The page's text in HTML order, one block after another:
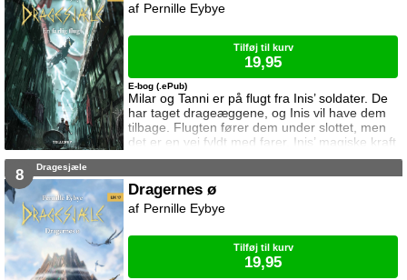
Milar og Tanni er på flugt fra Inis’ soldater. De
har taget drageæggene, og Inis vil have dem
tilbage. Flugten fører dem under slottet, men
det er en vej fyldt med farer. Inis’ magiske kraft
kan koste dem livet, og én må ofre alt.
E-bog (.ePub)
Pernille Eybye
Tilføj til kurv
19,95
8 Dragesjæle
Dragernes ø
Pernille Eybye
Tilføj til kurv
19,95